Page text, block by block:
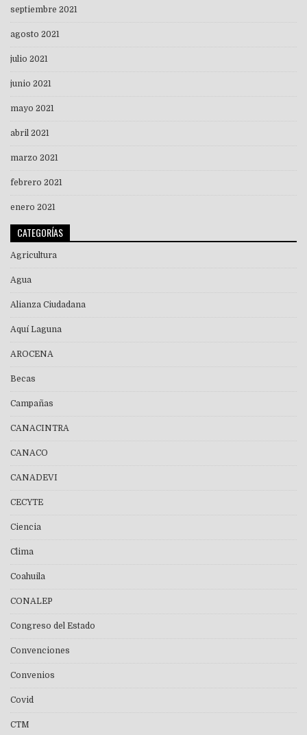
septiembre 2021
agosto 2021
julio 2021
junio 2021
mayo 2021
abril 2021
marzo 2021
febrero 2021
enero 2021
CATEGORÍAS
Agricultura
Agua
Alianza Ciudadana
Aquí Laguna
AROCENA
Becas
Campañas
CANACINTRA
CANACO
CANADEVI
CECYTE
Ciencia
Clima
Coahuila
CONALEP
Congreso del Estado
Convenciones
Convenios
Covid
CTM